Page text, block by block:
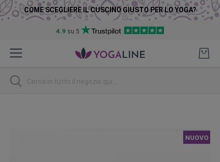
COME SCEGLIERE IL CUSCINO GIUSTO PER LO YOGA?
4.9 su 5
al
Ricerca
NUOVO